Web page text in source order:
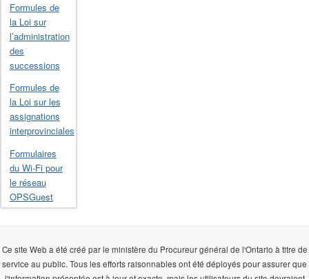
Formules de
la Loi sur
l’administration
des
successions
Formules de
la Loi sur les
assignations
interprovinciales
Formulaires
du Wi-Fi pour
le réseau
OPSGuest
Ce site Web a été créé par le ministère du Procureur général de l'Ontario à titre de
service au public. Tous les efforts raisonnables ont été déployés pour assurer que